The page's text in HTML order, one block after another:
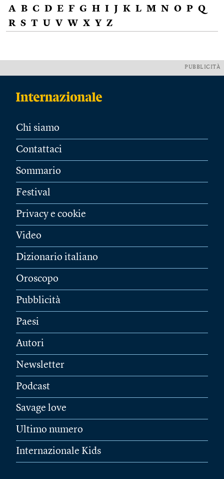
A B C D E F G H I J K L M N O P Q
R S T U V W X Y Z
PUBBLICITÀ
Chi siamo
Contattaci
Sommario
Festival
Privacy e cookie
Video
Dizionario italiano
Oroscopo
Pubblicità
Paesi
Autori
Newsletter
Podcast
Savage love
Ultimo numero
Internazionale Kids